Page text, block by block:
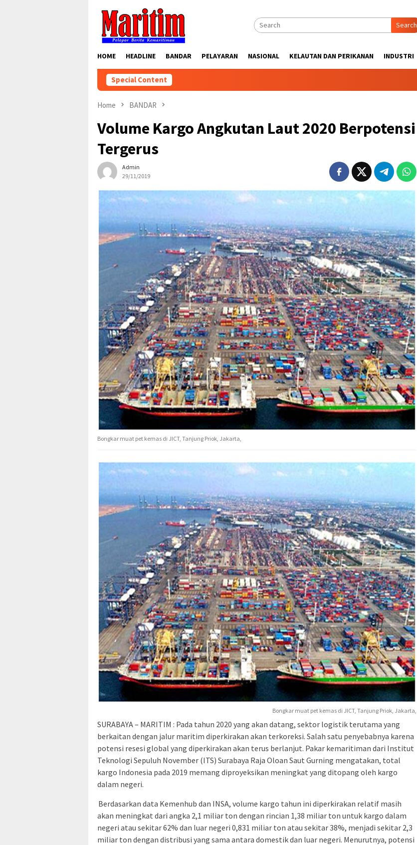
content
Search
HOME HEADLINE BANDAR PELAYARAN NASIONAL KELAUTAN DAN PERIKANAN INDUSTRI
Special Content
Home BANDAR
Volume Kargo Angkutan Laut 2020 Berpotensi
Tergerus
Admin
29/11/2019
Bongkar muat pet kemas di JICT, Tanjung Priok, Jakarta,
Bongkar muat pet kemas di JICT, Tanjung Priok, Jakarta,
SURABAYA – MARITIM : Pada tahun 2020 yang akan datang, sektor logistik terutama yang
berkaitan dengan jalur maritim diperkirakan akan terkoreksi. Salah satu penyebabnya karena
potensi resesi global yang diperkirakan akan terus berlanjut. Pakar kemaritiman dari Institut
Teknologi Sepuluh November (ITS) Surabaya Raja Oloan Saut Gurning mengatakan, total
kargo Indonesia pada 2019 memang diproyeksikan meningkat yang ditopang oleh kargo
dalam negeri.
Berdasarkan data Kemenhub dan INSA, volume kargo tahun ini diperkirakan relatif masih
akan meningkat dari angka 2,1 miliar ton dengan rincian 1,38 miliar ton untuk kargo dalam
negeri atau sekitar 62% dan luar negeri 0,831 miliar ton atau sekitar 38%, menjadi sekitar 2,3
miliar ton dengan distribusi yang sama antara domestik dan luar negeri. Menurutnya, potensi